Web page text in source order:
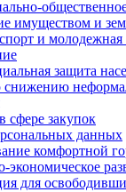
имуществом и
и
защита
снижению
сфере закупок
данных
комфортной
экономическое
для